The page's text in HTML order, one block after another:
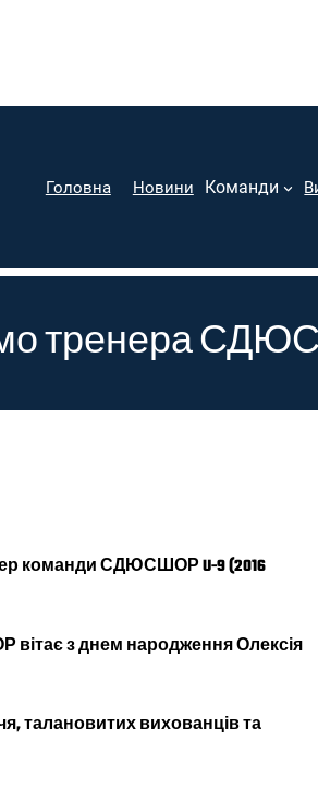
Головна Новини Команди
тренера
команди СДЮСШОР U-9 (2016
з днем народження Олексія
талановитих вихованців та